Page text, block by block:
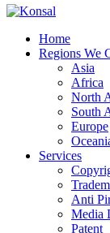
Home
Regions We
Asia
Africa
North
South
Europe
Services
Anti
Media
Patent